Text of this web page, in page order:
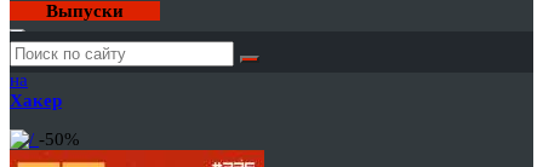
Выпуски
Годовая
подписка
на
Хакер
-50%